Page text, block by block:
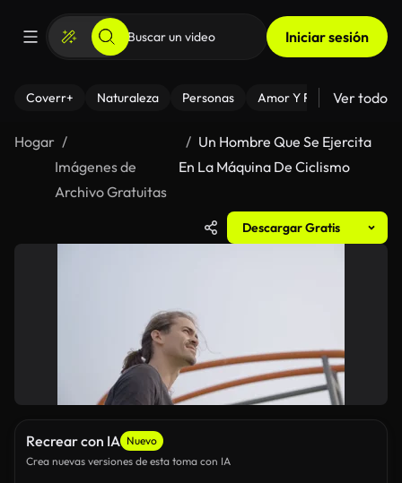
Iniciar sesión
Coverr+ Naturaleza Personas Amor Y Relaciones
Ver todo
Hogar
Imágenes de
Archivo Gratuitas
Un Hombre Que Se Ejercita
En La Máquina De Ciclismo
Descargar Gratis
Recrear con IA Nuevo
Crea nuevas versiones de esta toma con IA